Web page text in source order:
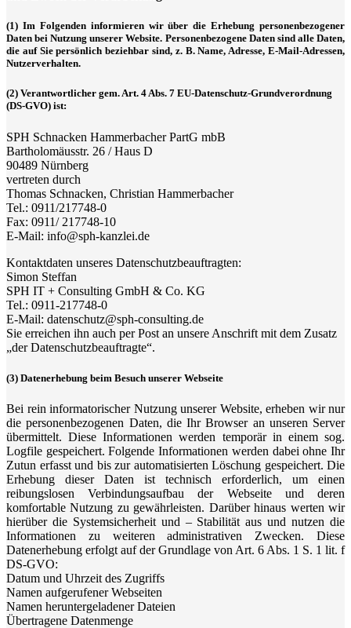
(1) Im Folgenden informieren wir über die Erhebung personenbezogener
Daten bei Nutzung unserer Website. Personenbezogene Daten sind alle Daten,
die auf Sie persönlich beziehbar sind, z. B. Name, Adresse, E-Mail-Adressen,
Nutzerverhalten.
(2) Verantwortlicher gem. Art. 4 Abs. 7 EU-Datenschutz-Grundverordnung
(DS-GVO) ist:
SPH Schnacken Hammerbacher PartG mbB
Bartholomäusstr. 26 / Haus D
90489 Nürnberg
vertreten durch
Thomas Schnacken, Christian Hammerbacher
Tel.: 0911/217748-0
Fax: 0911/ 217748-10
E-Mail: info@sph-kanzlei.de
Kontaktdaten unseres Datenschutzbeauftragten:
Simon Steffan
SPH IT + Consulting GmbH & Co. KG
Tel.: 0911-217748-0
E-Mail: datenschutz@sph-consulting.de
Sie erreichen ihn auch per Post an unsere Anschrift mit dem Zusatz
„der Datenschutzbeauftragte“.
(3) Datenerhebung beim Besuch unserer Webseite
Bei rein informatorischer Nutzung unserer Website, erheben wir nur
die personenbezogenen Daten, die Ihr Browser an unseren Server
übermittelt. Diese Informationen werden temporär in einem sog.
Logfile gespeichert. Folgende Informationen werden dabei ohne Ihr
Zutun erfasst und bis zur automatisierten Löschung gespeichert. Die
Erhebung dieser Daten ist technisch erforderlich, um einen
reibungslosen Verbindungsaufbau der Webseite und deren
komfortable Nutzung zu gewährleisten. Darüber hinaus werten wir
hierüber die Systemsicherheit und – Stabilität aus und nutzen die
Informationen zu weiteren administrativen Zwecken. Diese
Datenerhebung erfolgt auf der Grundlage von Art. 6 Abs. 1 S. 1 lit. f
DS-GVO:
Datum und Uhrzeit des Zugriffs
Namen aufgerufener Webseiten
Namen heruntergeladener Dateien
Übertragene Datenmenge